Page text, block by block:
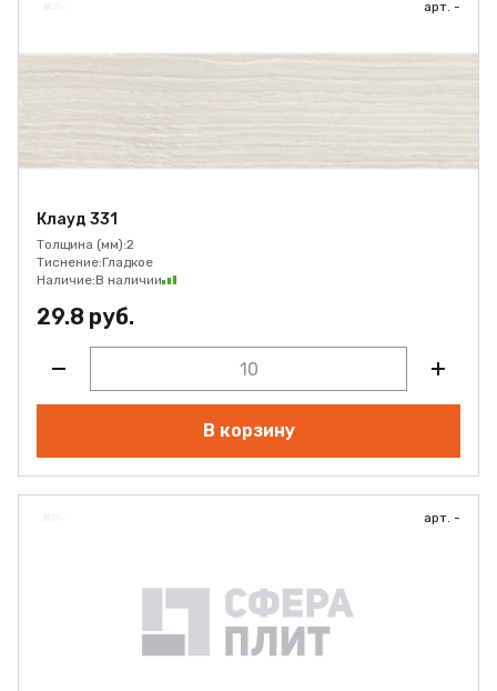
арт. -
Клауд 331
Толщина (мм):2
Тиснение:Гладкое
Наличие:В наличии
29.8 руб.
В корзину
арт. -